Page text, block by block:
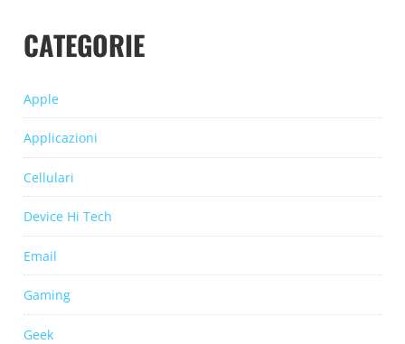
CATEGORIE
Apple
Applicazioni
Cellulari
Device Hi Tech
Email
Gaming
Geek